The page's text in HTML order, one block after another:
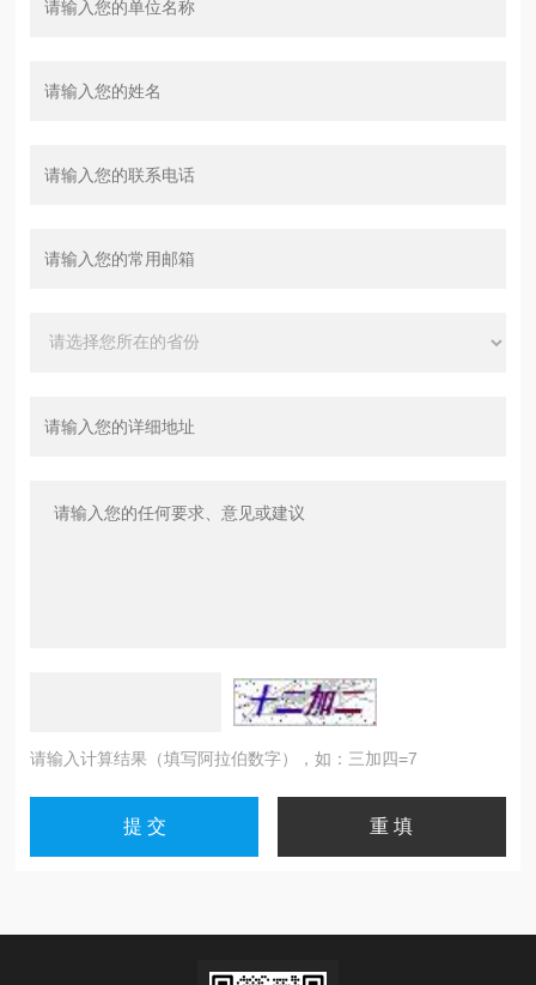
请输入计算结果（填写阿拉伯数字），如：三加四=7